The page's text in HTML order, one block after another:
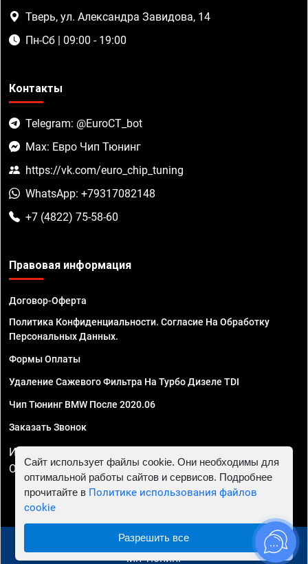
Тверь, ул. Александра Завидова, 14
Пн-Сб | 09:00 - 19:00
Контакты
Telegram: @EuroCT_bot
Max: Евро Чип Тюнинг
https://vk.com/euro_chip_tuning
WhatsApp: +79317082148
+7 (4822) 75-58-60
Правовая информация
Договор-Оферта
Политика Конфиденциальности. Согласие На Обработку
Персональных Данных.
Формы Оплаты
Удаление Сажевого Фильтра На Турбо Дизеле TDI
Чип Тюнинг BMW После 2020.06
Заказать Звонок
ИП Смирнов Георгий Павлович. ИНН 781302555843,
ОГРНИП 324470400032610
© 2010 - 2026 Чип тюнинг в Твери - Автосервис "Евро
Чип Тюнинг"
Сайт использует файлы cookie. Они необходимы для
оптимальной работы сайтов и сервисов. Подробнее
прочитайте в Политике использования файлов
cookie
Разрешить все